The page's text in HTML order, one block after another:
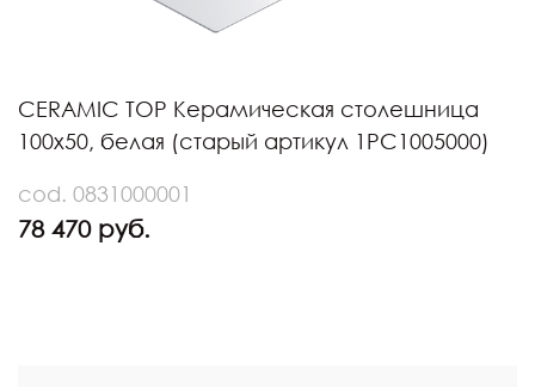
CERAMIC TOP Керамическая столешница
100х50, белая (старый артикул 1PC1005000)
cod. 0831000001
78 470 руб.